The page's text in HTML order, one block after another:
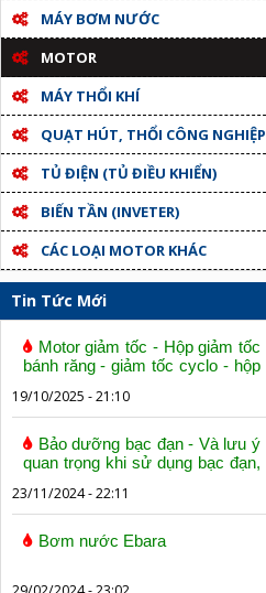
MÁY BƠM NƯỚC
MOTOR
MÁY THỔI KHÍ
QUẠT HÚT, THỔI CÔNG NGHIỆP
TỦ ĐIỆN (TỦ ĐIỀU KHIỂN)
BIẾN TẦN (INVETER)
CÁC LOẠI MOTOR KHÁC
Tin Tức Mới
Motor giảm tốc - Hộp giảm tốc
bánh răng - giảm tốc cyclo - hộp
19/10/2025 - 21:10
Bảo dưỡng bạc đạn - Và lưu ý
quan trọng khi sử dụng bạc đạn,
23/11/2024 - 22:11
Bơm nước Ebara